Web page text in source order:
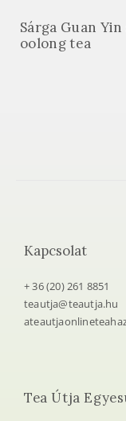
Sárga Guan
oolong tea
Kapcsolat
+ 36 (20) 261 8851
teautja@teautja.hu
Tea Útja